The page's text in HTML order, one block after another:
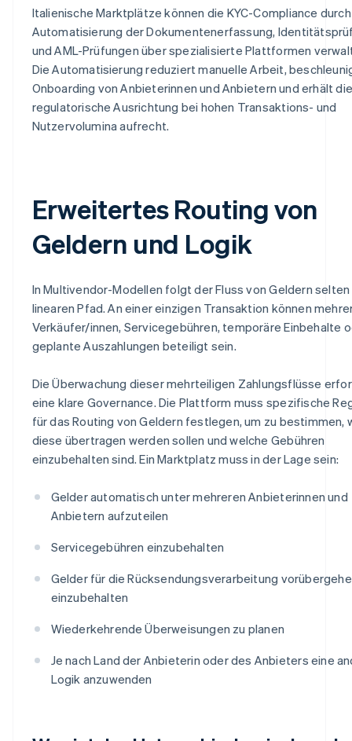
Italienische Marktplätze können die KYC-Compliance
Automatisierung der Dokumentenerfassung,
und AML-Prüfungen über spezialisierte Plattformen
Die Automatisierung reduziert manuelle Arbeit,
Onboarding von Anbieterinnen und Anbietern und erhält die
regulatorische Ausrichtung bei hohen Transaktions- und
Nutzervolumina aufrecht.
Erweitertes Routing von
Geldern und Logik
In Multivendor-Modellen folgt der Fluss von Geldern
linearen Pfad. An einer einzigen Transaktion können
Verkäufer/innen, Servicegebühren, temporäre Einbehalte
geplante Auszahlungen beteiligt sein.
Die Überwachung dieser mehrteiligen Zahlungsflüsse
eine klare Governance. Die Plattform muss spezifische
für das Routing von Geldern festlegen, um zu bestimmen,
diese übertragen werden sollen und welche Gebühren
einzubehalten sind. Ein Marktplatz muss in der Lage sein:
Gelder automatisch unter mehreren Anbieterinnen und
Anbietern aufzuteilen
Servicegebühren einzubehalten
Gelder für die Rücksendungsverarbeitung
einzubehalten
Wiederkehrende Überweisungen zu planen
Je nach Land der Anbieterin oder des Anbieters eine
Logik anzuwenden